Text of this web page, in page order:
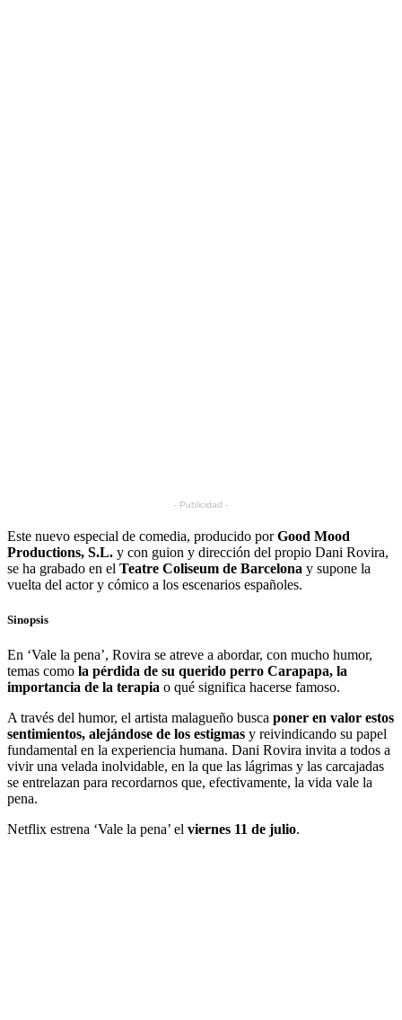
- Publicidad -
Este nuevo especial de comedia, producido porGood Mood
Productions, S.L. y con guion y dirección del propio Dani Rovira,
se ha grabado en el Teatre Coliseum de Barcelona y supone la
vuelta del actor y cómico a los escenarios españoles.
Sinopsis
En ‘Vale la pena’, Rovira se atreve a abordar, con mucho humor,
temas como la pérdida de su querido perro Carapapa, la
importancia de la terapia o qué significa hacerse famoso.
A través del humor, el artista malagueño busca poner en valor estos
sentimientos, alejándose de los estigmas y reivindicando su papel
fundamental en la experiencia humana. Dani Rovira invita a todos a
vivir una velada inolvidable, en la que las lágrimas y las carcajadas
se entrelazan para recordarnos que, efectivamente, la vida vale la
pena.
Netflix estrena ‘Vale la pena’ el viernes 11 de julio.